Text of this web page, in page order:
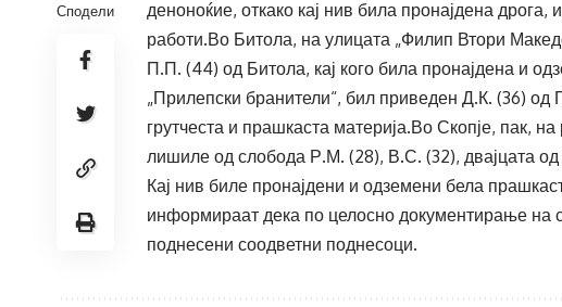
Сподели
деноноќие, откако кај нив била пронајдена
работи.Во Битола, на улицата „Филип Втори
П.П. (44) од Битола, кај кого била пронајдена и
„Прилепски бранители“, бил приведен Д.К. (36) од
грутчеста и прашкаста материја.Во Скопје, пак,
лишиле од слобода Р.М. (28), В.С. (32), двајцата
Кај нив биле пронајдени и одземени бела
информираат дека по целосно документирање на
поднесени соодветни поднесоци.